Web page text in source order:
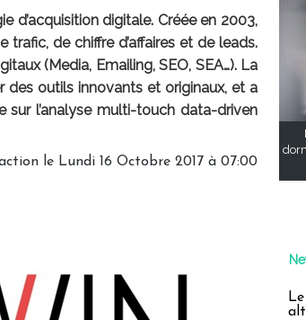
d’acquisition digitale. Créée en 2003,
trafic, de chiffre d’affaires et de leads.
(Media, Emailing, SEO, SEA…). La
outils innovants et originaux, et a
sur l’analyse multi-touch data-driven
le Lundi 16 Octobre 2017 à 07:00